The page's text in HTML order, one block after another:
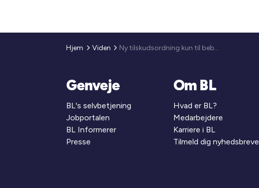
Hjem Viden Ny tilskudsordning kun til beboerne og ikke til kollektive arbejder i afdelingen
Genveje
BL's selvbetjening
Jobportalen
BL Informerer
Presse
Om BL
Hvad er BL?
Medarbejdere
Karriere i BL
Tilmeld dig nyhedsbreve